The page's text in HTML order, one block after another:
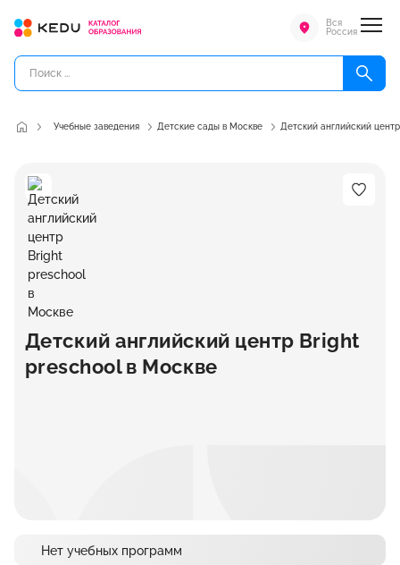
Вся
Россия
Учебные заведения Детские сады в Москве Детский английский
Детский английский центр Bright
preschool в Москве
Нет учебных программ